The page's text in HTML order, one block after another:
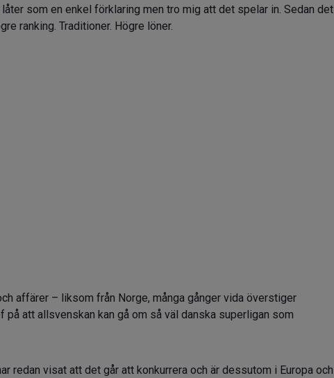
som en enkel förklaring men tro mig att det spelar in. Sedan det
ranking. Traditioner. Högre löner.
affärer – liksom från Norge, många gånger vida överstiger
på att allsvenskan kan gå om så väl danska superligan som
redan visat att det går att konkurrera och är dessutom i Europa och